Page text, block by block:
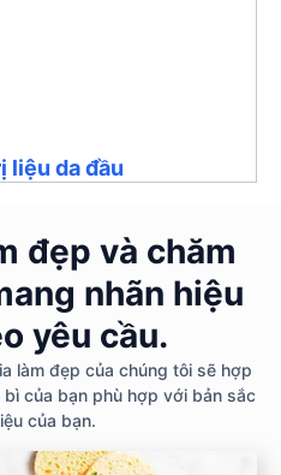
liệu da đầu
đẹp và chăm
nhãn hiệu
yêu cầu.
làm đẹp của chúng tôi sẽ hợp
của bạn phù hợp với bản sắc
của bạn.